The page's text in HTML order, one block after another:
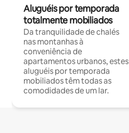
Aluguéis por temporada
totalmente mobiliados
Da tranquilidade de chalés
nas montanhas à
conveniência de
apartamentos urbanos, estes
aluguéis por temporada
mobiliados têm todas as
comodidades de um lar.